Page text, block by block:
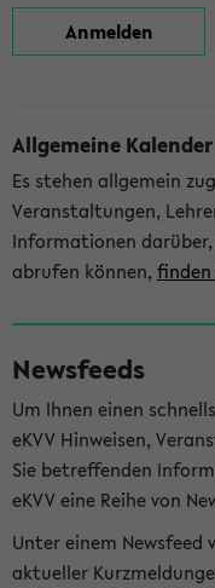
Anmelden
Allgemeine Kalender
Es stehen allgemein
Veranstaltungen,
Informationen darüber,
abrufen können, finden
Newsfeeds
Um Ihnen einen
eKVV Hinweisen,
Sie betreffenden
eKVV eine Reihe von
Unter einem Newsfeed
aktueller